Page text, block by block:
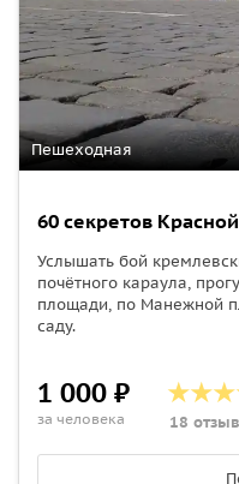
Пешеходная
60 секретов
Услышать бой
почётного караула,
площади, по Манежной
саду.
1 000 ₽
за человека 18